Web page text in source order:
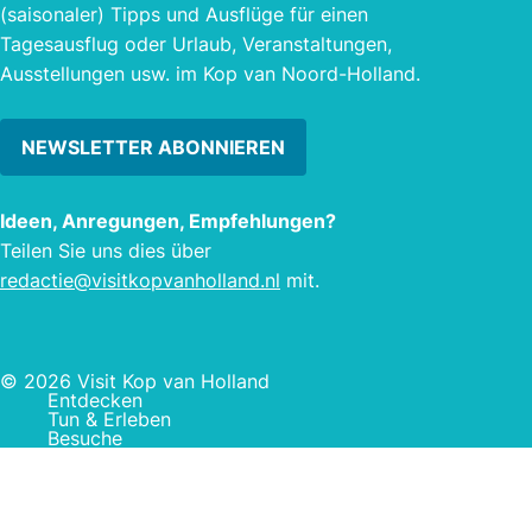
(saisonaler) Tipps und Ausflüge für einen
Tagesausflug oder Urlaub, Veranstaltungen,
Ausstellungen usw. im Kop van Noord-Holland.
NEWSLETTER ABONNIEREN
Ideen, Anregungen, Empfehlungen?
Teilen Sie uns dies über
redactie@visitkopvanholland.nl mit.
© 2026 Visit Kop van Holland
Entdecken
Tun & Erleben
Besuche